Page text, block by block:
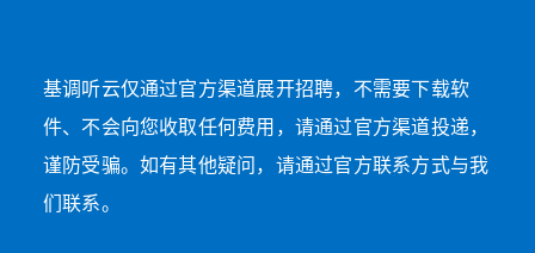
基调听云仅通过官方渠道展开招聘，不需要下载软
件、不会向您收取任何费用，请通过官方渠道投递，
谨防受骗。如有其他疑问，请通过官方联系方式与我
们联系。